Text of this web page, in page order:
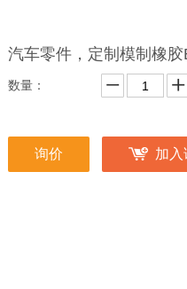
汽车零件，定制模制橡
数量：
询价 加入